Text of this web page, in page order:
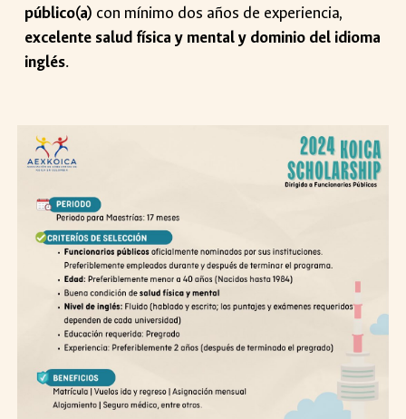
público(a) con mínimo dos años de experiencia,
excelente salud física y mental y dominio del idioma
inglés.